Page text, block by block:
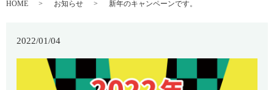
HOME お知らせ 新年のキャンペーンです。
2022/01/04